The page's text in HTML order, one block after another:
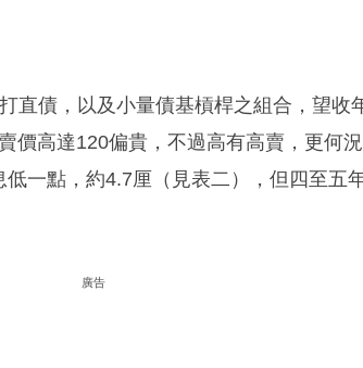
直債，以及小量債基槓桿之組合，望收
價高達120偏貴，不過高有高賣，更何
一點，約4.7厘（見表二），但四至五
廣告